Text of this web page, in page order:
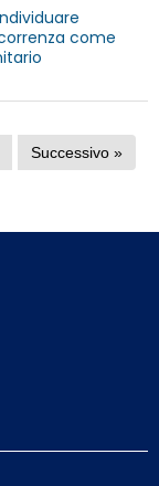
come
Successivo »